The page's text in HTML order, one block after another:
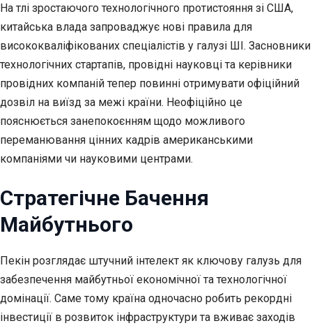
На тлі зростаючого технологічного протистояння зі США,
китайська влада запроваджує нові правила для
висококваліфікованих спеціалістів у галузі ШІ. Засновники
технологічних стартапів, провідні науковці та керівники
провідних компаній тепер повинні отримувати офіційний
дозвіл на виїзд за межі країни. Неофіційно це
пояснюється занепокоєнням щодо можливого
переманювання цінних кадрів американськими
компаніями чи науковими центрами.
Стратегічне Бачення
Майбутнього
Пекін розглядає штучний інтелект як ключову галузь для
забезпечення майбутньої економічної та технологічної
домінації. Саме тому країна одночасно робить рекордні
інвестиції в розвиток інфраструктури та вживає заходів